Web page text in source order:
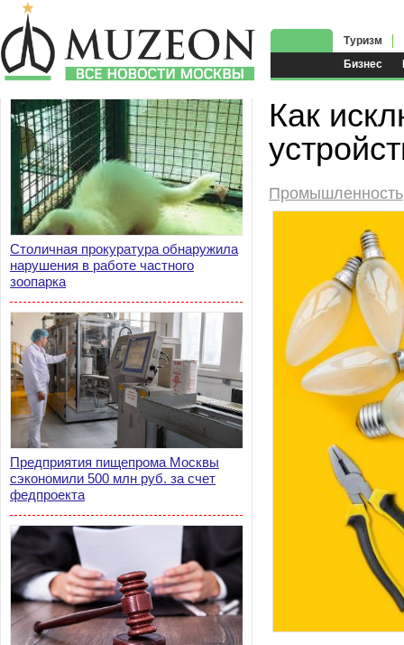
Бизнес
Туризм
Столичная прокуратура обнаружила
нарушения в работе частного
зоопарка
Предприятия пищепрома Москвы
сэкономили 500 млн руб. за счет
федпроекта
Как
Промышленность